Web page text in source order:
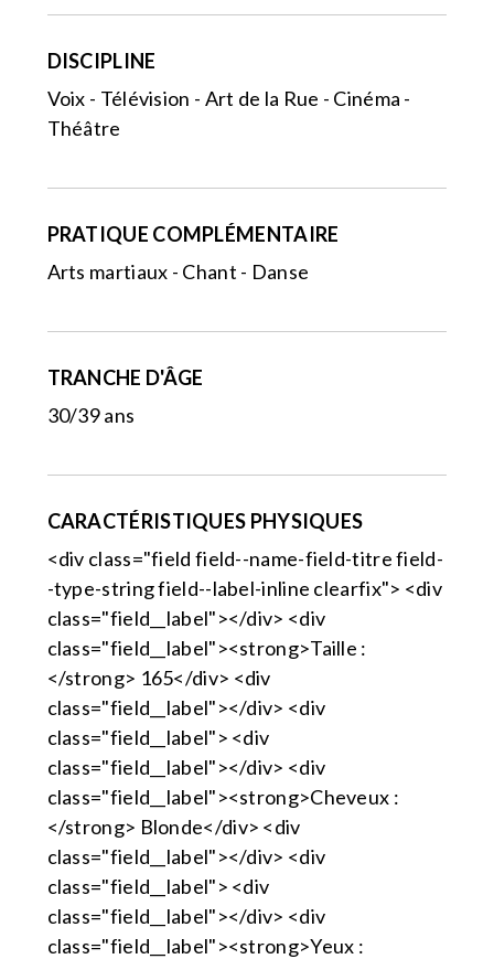
DISCIPLINE
Voix - Télévision - Art de la Rue - Cinéma -
Théâtre
PRATIQUE COMPLÉMENTAIRE
Arts martiaux - Chant - Danse
TRANCHE D'ÂGE
30/39 ans
CARACTÉRISTIQUES PHYSIQUES
<div class="field field--name-field-titre field-
-type-string field--label-inline clearfix"> <div
class="field__label"></div> <div
class="field__label"><strong>Taille :
</strong> 165</div> <div
class="field__label"></div> <div
class="field__label"> <div
class="field__label"></div> <div
class="field__label"><strong>Cheveux :
</strong> Blonde</div> <div
class="field__label"></div> <div
class="field__label"> <div
class="field__label"></div> <div
class="field__label"><strong>Yeux :